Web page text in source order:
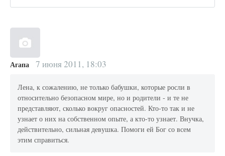
Агапа 7 июня 2011, 18:03
Лена, к сожалению, не только бабушки, которые росли в
относительно безопасном мире, но и родители - и те не
представляют, сколько вокруг опасностей. Кто-то так и не
узнает о них на собственном опыте, а кто-то узнает. Внучка,
действительно, сильная девушка. Помоги ей Бог со всем
этим справиться.